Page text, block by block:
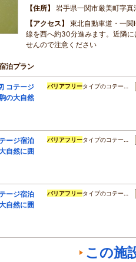
住所
岩手県一関市厳美町字真
アクセス
東北自動車道・一
線を西へ約30分進みます。近隣
せんので注意ください
泊プラン
コテージ
の大自然
バリアフリータイプのコテー…
ージ宿泊
自然に囲
バリアフリータイプのコテー…
ージ宿泊
自然に囲
バリアフリータイプのコテー…
この施